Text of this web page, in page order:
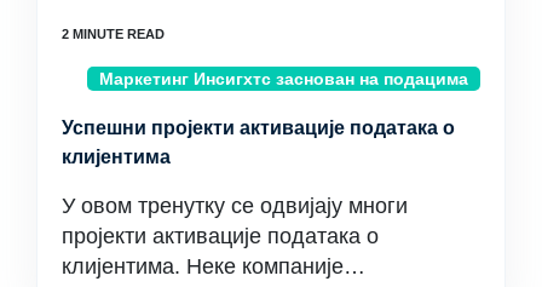
Маркетинг Инсигхтс заснован на подацима
Успешни пројекти активације података о
клијентима
У овом тренутку се одвијају многи
пројекти активације података о
клијентима. Неке компаније…